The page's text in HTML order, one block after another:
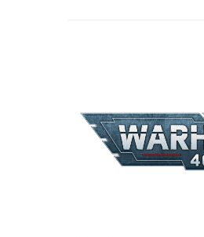
Puzzle 40 piese